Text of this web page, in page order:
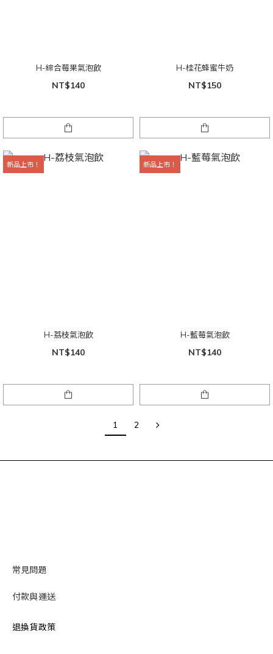
H-綜合莓果氣泡飲
NT$140
H-桂花蜂蜜牛奶
NT$150
新品上市！
H-荔枝氣泡飲
NT$140
新品上市！
H-藍莓氣泡飲
NT$140
1 2
常見問題
付款與運送
退換貨政策